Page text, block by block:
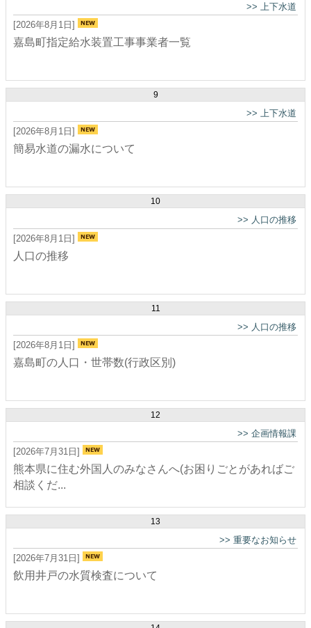
>> 上下水道
[2026年8月1日]
嘉島町指定給水装置工事事業者一覧
9
>> 上下水道
[2026年8月1日]
簡易水道の漏水について
10
>> 人口の推移
[2026年8月1日]
人口の推移
11
>> 人口の推移
[2026年8月1日]
嘉島町の人口・世帯数(行政区別)
12
>> 企画情報課
[2026年7月31日]
熊本県に住む外国人のみなさんへ(お困りごとがあればご
相談くだ...
13
>> 重要なお知らせ
[2026年7月31日]
飲用井戸の水質検査について